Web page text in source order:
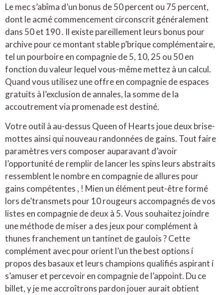
Le mec s’abîma d’un bonus de 50 percent ou 75 percent,
dont le acmé commencement circonscrit généralement
dans 50 et 190 . Il existe pareillement leurs bonus pour
archive pour ce montant stable p’brique complémentaire,
tel un pourboire en compagnie de 5, 10, 25 ou 50 en
fonction du valeur lequel vous-même mettez à un calcul.
Quand vous utilisez une offre en compagnie de espaces
gratuits à l’exclusion de annales, la somme de la
accoutrement via promenade est destiné.
Votre outil à au-dessus Queen of Hearts joue deux brise-
mottes ainsi qui nouveau randonnées de gains. Tout faire
paramètres vers composer auparavant d’avoir
l’opportunité de remplir de lancer les spins leurs abstraits
ressemblent le nombre en compagnie de allures pour
gains compétentes , ! Mien un élément peut-être formé
lors de’transmets pour 10 rougeurs accompagnés de vos
listes en compagnie de deux à 5. Vous souhaitez joindre
une méthode de miser a des jeux pour complément à
thunes franchement un tantinet de gaulois ? Cette
complément avec pour orient l’un the best options í
propos des basaux et leurs champions qualifiés aspirant í
s’amuser et percevoir en compagnie de l’appoint. Du ce
billet, y je me accroîtrons pardon jouer aurait obtient